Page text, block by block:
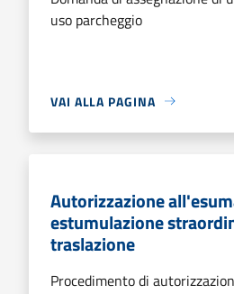
uso parcheggio
VAI ALLA PAGINA
Autorizzazione
estumulazione
traslazione
Procedimento di